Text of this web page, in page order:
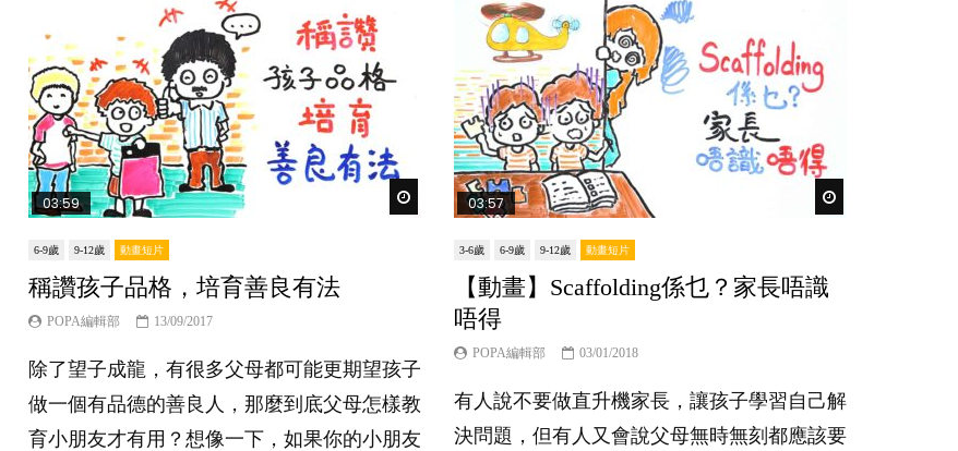
Watch Later Watch Later
03:59
6-9歲 9-12歲 動畫短片
稱讚孩子品格，培育善良有法
POPA編輯部 13/09/2017
除了望子成龍，有很多父母都可能更期望孩子
做一個有品德的善良人，那麼到底父母怎樣教
育小朋友才有用？想像一下，如果你的小朋友
03:57
3-6歲 6-9歲 9-12歲 動畫短片
【動畫】Scaffolding係乜？家長唔識
唔得
POPA編輯部 03/01/2018
有人說不要做直升機家長，讓孩子學習自己解
決問題，但有人又會說父母無時無刻都應該要